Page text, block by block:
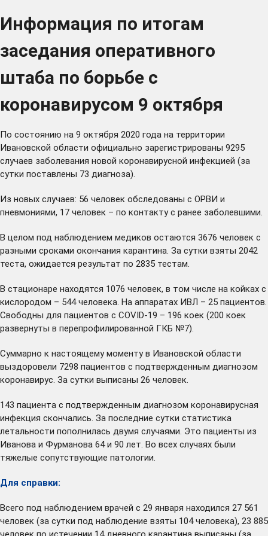
Информация по итогам
заседания оперативного
штаба по борьбе с
коронавирусом 9 октября
По состоянию на 9 октября 2020 года на территории
Ивановской области официально зарегистрированы 9295
случаев заболевания новой коронавирусной инфекцией (за
сутки поставлены 73 диагноза).
Из новых случаев: 56 человек обследованы с ОРВИ и
пневмониями, 17 человек – по контакту с ранее заболевшими.
В целом под наблюдением медиков остаются 3676 человек с
разными сроками окончания карантина. За сутки взяты 2042
теста, ожидается результат по 2835 тестам.
В стационаре находятся 1076 человек, в том числе на койках с
кислородом – 544 человека. На аппаратах ИВЛ – 25 пациентов.
Свободны для пациентов с COVID-19 – 196 коек (200 коек
развернуты в перепрофилированной ГКБ №7).
Суммарно к настоящему моменту в Ивановской области
выздоровели 7298 пациентов с подтвержденным диагнозом
коронавирус. За сутки выписаны 26 человек.
143 пациента с подтвержденным диагнозом коронавирусная
инфекция скончались. За последние сутки статистика
летальности пополнилась двумя случаями. Это пациенты из
Иванова и Фурманова 64 и 90 лет. Во всех случаях были
тяжелые сопутствующие патологии.
Для справки:
Всего под наблюдением врачей с 29 января находился 27 561
человек (за сутки под наблюдение взяты 104 человека), 23 885